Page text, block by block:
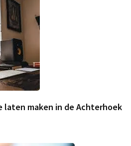
laten maken in de Achterhoek